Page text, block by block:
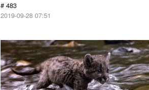
# 483
2019-09-28 07:51